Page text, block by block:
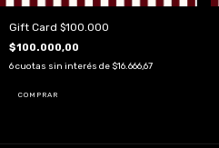
Gift Card $100.000
$100.000,00
6cuotas sin interés de $16.666,67